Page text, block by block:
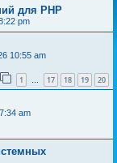
для PHP
pm
10:55 am
1 … 17 18 19 20
am